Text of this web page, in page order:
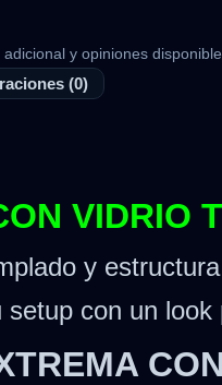
y opiniones
(0)
VIDRIO
y
con un